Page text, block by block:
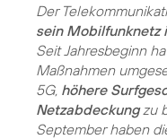
Der
sein Mobilfunknetz
Seit Jahresbeginn
Maßnahmen
5G, höhere
Netzabdeckungzu
September haben